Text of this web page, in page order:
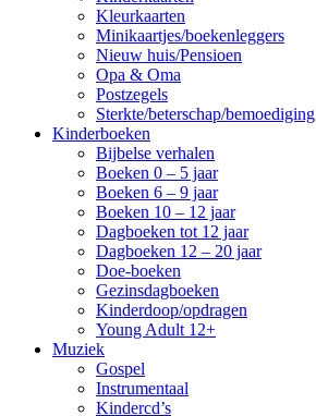
Kleurkaarten
Minikaartjes/boekenleggers
Nieuw huis/Pensioen
Opa & Oma
Postzegels
Sterkte/beterschap/bemoediging
Kinderboeken
Bijbelse verhalen
Boeken 0 – 5 jaar
Boeken 6 – 9 jaar
Boeken 10 – 12 jaar
Dagboeken tot 12 jaar
Dagboeken 12 – 20 jaar
Doe-boeken
Gezinsdagboeken
Kinderdoop/opdragen
Young Adult 12+
Muziek
Gospel
Instrumentaal
Kindercd’s